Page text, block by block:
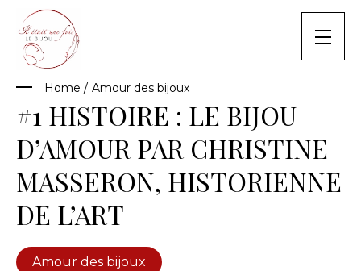
content
Home / Amour des bijoux
#1 HISTOIRE : LE BIJOU
D’AMOUR PAR CHRISTINE
MASSERON, HISTORIENNE
DE L’ART
Amour des bijoux